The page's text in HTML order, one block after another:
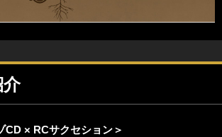
介
CD × RCサクセション＞